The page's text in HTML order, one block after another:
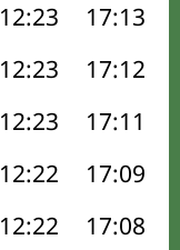
12:23 17:13
12:23 17:12
12:23 17:11
12:22 17:09
12:22 17:08